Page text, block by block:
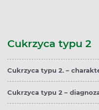
Cukrzyca typu 2
Cukrzyca typu 2. –
Cukrzyca typu 2 –